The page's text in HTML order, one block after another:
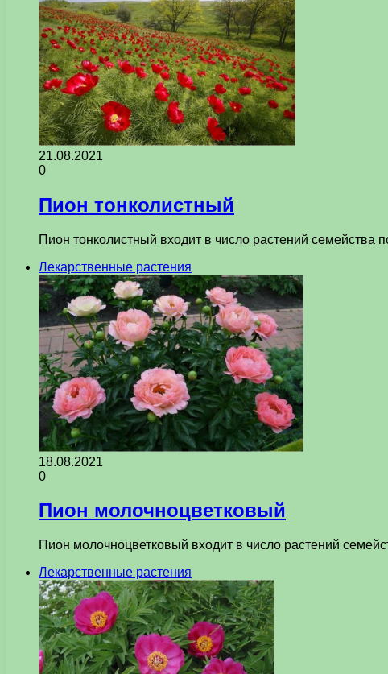
21.08.2021
0
Пион тонколистный
Пион тонколистный входит в число растений
Лекарственные растения
18.08.2021
0
Пион молочноцветковый
Пион молочноцветковый входит в число растений
Лекарственные растения